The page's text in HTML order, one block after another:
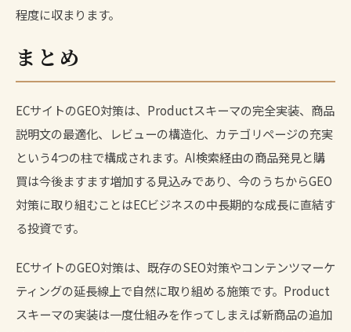
程度に収まります。
まとめ
ECサイトのGEO対策は、Productスキーマの完全実装、商品
説明文の最適化、レビューの構造化、カテゴリページの充実
という4つの柱で構成されます。AI検索経由の商品発見と購
買は今後ますます増加する見込みであり、今のうちからGEO
対策に取り組むことはECビジネスの中長期的な成長に直結す
る投資です。
ECサイトのGEO対策は、既存のSEO対策やコンテンツマーケ
ティングの延長線上で自然に取り組める施策です。Product
スキーマの実装は一度仕組みを作ってしまえば新商品の追加